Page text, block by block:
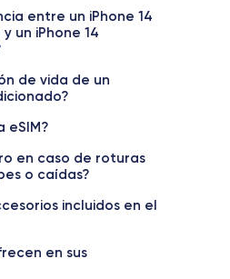
172 g
2532x1170 píxeles
Memoria interna
Núm. de núcleos
3.22 GHz
entre un iPhone 14
un iPhone 14
de vida de un
eSIM?
en caso de roturas
o caídas?
incluidos en el
en sus